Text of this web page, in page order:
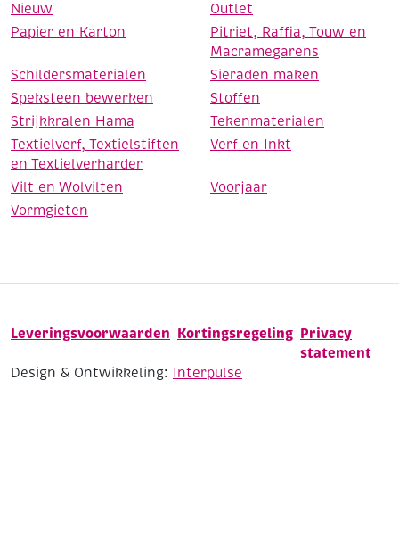
Nieuw
Outlet
Papier en Karton
Pitriet, Raffia, Touw en
Macramegarens
Schildersmaterialen
Sieraden maken
Speksteen bewerken
Stoffen
Strijkkralen Hama
Tekenmaterialen
Textielverf, Textielstiften
en Textielverharder
Verf en Inkt
Vilt en Wolvilten
Voorjaar
Vormgieten
Leveringsvoorwaarden Kortingsregeling Privacy
statement
Design & Ontwikkeling: Interpulse